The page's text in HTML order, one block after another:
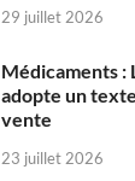
29 juillet 2026
Médicaments :
adopte un
vente
23 juillet 2026